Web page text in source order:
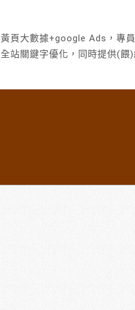
黃頁大數據+google Ads，專
全站關鍵字優化，同時提供(餵